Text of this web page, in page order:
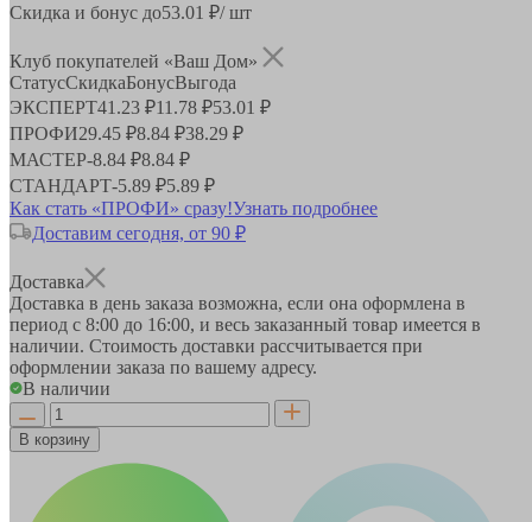
Скидка и бонус до53.01 ₽/ шт
Клуб покупателей «Ваш Дом»
СтатусСкидкаБонусВыгода
ЭКСПЕРТ41.23 ₽11.78 ₽53.01 ₽
ПРОФИ29.45 ₽8.84 ₽38.29 ₽
МАСТЕР-8.84 ₽8.84 ₽
СТАНДАРТ-5.89 ₽5.89 ₽
Как стать «ПРОФИ» сразу!Узнать подробнее
Доставим сегодня, от 90 ₽
Доставка
Доставка в день заказа возможна, если она оформлена в
период с 8:00 до 16:00, и весь заказанный товар имеется в
наличии. Стоимость доставки рассчитывается при
оформлении заказа по вашему адресу.
В наличии
В корзину